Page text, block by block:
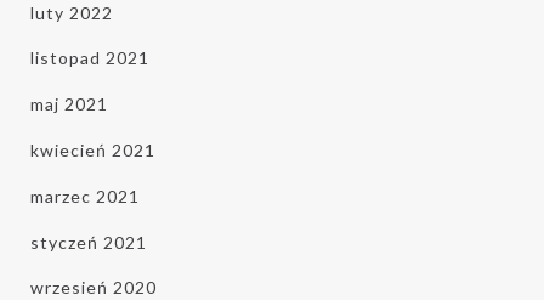
luty 2022
listopad 2021
maj 2021
kwiecień 2021
marzec 2021
styczeń 2021
wrzesień 2020